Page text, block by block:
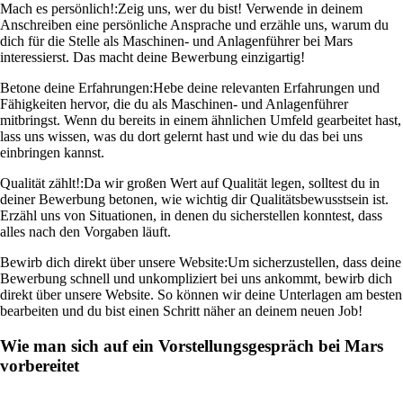
Mach es persönlich!:Zeig uns, wer du bist! Verwende in deinem
Anschreiben eine persönliche Ansprache und erzähle uns, warum du
dich für die Stelle als Maschinen- und Anlagenführer bei Mars
interessierst. Das macht deine Bewerbung einzigartig!
Betone deine Erfahrungen:Hebe deine relevanten Erfahrungen und
Fähigkeiten hervor, die du als Maschinen- und Anlagenführer
mitbringst. Wenn du bereits in einem ähnlichen Umfeld gearbeitet hast,
lass uns wissen, was du dort gelernt hast und wie du das bei uns
einbringen kannst.
Qualität zählt!:Da wir großen Wert auf Qualität legen, solltest du in
deiner Bewerbung betonen, wie wichtig dir Qualitätsbewusstsein ist.
Erzähl uns von Situationen, in denen du sicherstellen konntest, dass
alles nach den Vorgaben läuft.
Bewirb dich direkt über unsere Website:Um sicherzustellen, dass deine
Bewerbung schnell und unkompliziert bei uns ankommt, bewirb dich
direkt über unsere Website. So können wir deine Unterlagen am besten
bearbeiten und du bist einen Schritt näher an deinem neuen Job!
Wie man sich auf ein Vorstellungsgespräch bei Mars
vorbereitet